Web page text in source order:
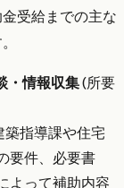
受給までの主な
・情報収集(所要
指導課や住宅
要件、必要書
よって補助内容